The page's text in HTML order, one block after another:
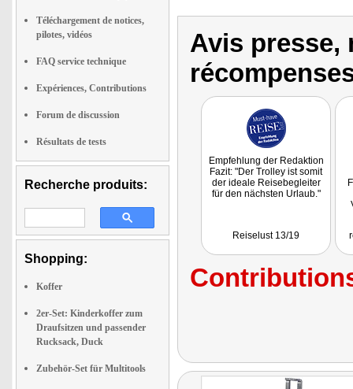
Téléchargement de notices,
pilotes, vidéos
FAQ service technique
Expériences, Contributions
Forum de discussion
Résultats de tests
Recherche produits:
Shopping:
Koffer
2er-Set: Kinderkoffer zum
Draufsitzen und passender
Rucksack, Duck
Zubehör-Set für Multitools
Avis presse,
Empfehlung der Redaktion
Fazit: "Der Trolley ist somit
der ideale Reisebegleiter
für den nächsten Urlaub."
Reiselust 13/19